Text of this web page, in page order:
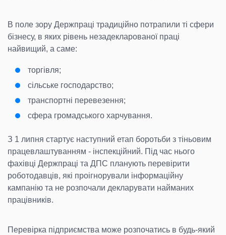
В поле зору Держпраці традиційно потрапили ті сфери
бізнесу, в яких рівень незадекларованої праці
найвищий, а саме:
торгівля;
сільське господарство;
транспортні перевезення;
сфера громадського харчування.
З 1 липня стартує наступний етап боротьби з тіньовим
працевлаштуванням - інспекційний. Під час нього
фахівці Держпраці та ДПС планують перевірити
роботодавців, які проігнорували інформаційну
кампанію та не розпочали декларувати найманих
працівників.
Перевірка підприємства може розпочатись в будь-який